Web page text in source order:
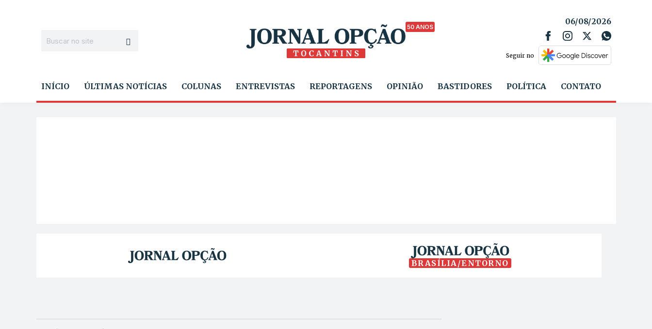
50 ANOS
06/08/2026
Seguir no
INÍCIO ÚLTIMAS NOTÍCIAS COLUNAS ENTREVISTAS REPORTAGENS OPINIÃO BASTIDORES POLÍTICA CONTATO
BRASÍLIA/ENTORNO